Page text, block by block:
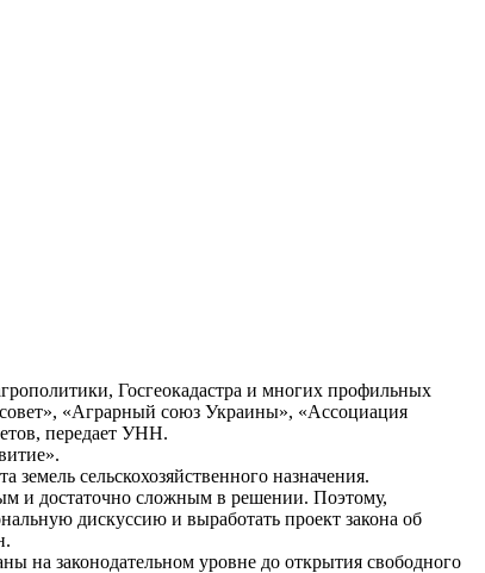
Госгеокадастра и многих профильных
«Аграрный союз Украины», «Ассоциация
передает УНН.
сельскохозяйственного назначения.
и достаточно сложным в решении. Поэтому,
дискуссию и выработать проект закона об
на законодательном уровне до открытия свободного